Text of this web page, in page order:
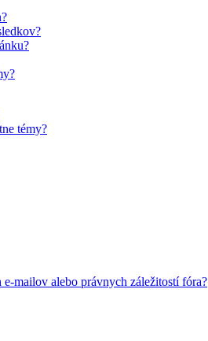
témy?
mailov alebo právnych záležitostí fóra?